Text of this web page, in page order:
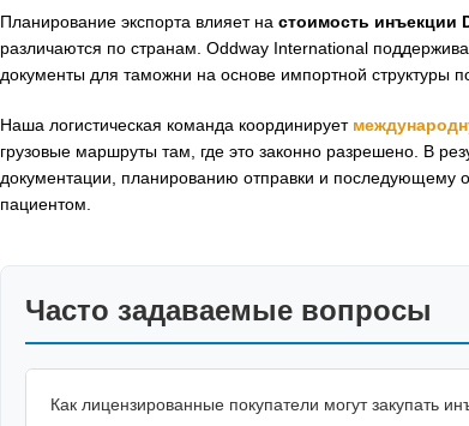
Планирование экспорта влияет на стоимость инъекции
различаются по странам. Oddway International
документы для таможни на основе импортной структуры
Наша логистическая команда координирует
грузовые маршруты там, где это законно разрешено. В
документации, планированию отправки и последующему
пациентом.
Часто задаваемые вопросы
Как лицензированные покупатели могут закупать